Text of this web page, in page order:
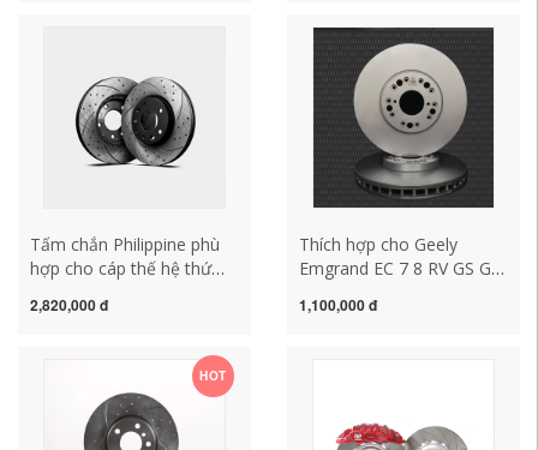
nhà máy ban đầu
Tấm chắn Philippine phù
hợp cho cáp thế hệ thứ
chỗ Yuling Xiang Yuxiang
2,820,000 đ
Thích hợp cho Geely
Emgrand EC 7 8 RV GS GL
sau 15 phía trước 18 đĩa
1,100,000 đ
HOT